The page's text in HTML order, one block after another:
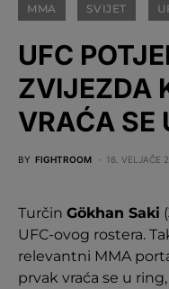
MMA SVIJET
UFC
ZVIJEZDA
VRAĆA SE
BY FIGHTROOM 16. VELJAČE
Turčin Gökhan Saki
UFC-ovog rostera.
relevantni MMA
prvak vraća se u